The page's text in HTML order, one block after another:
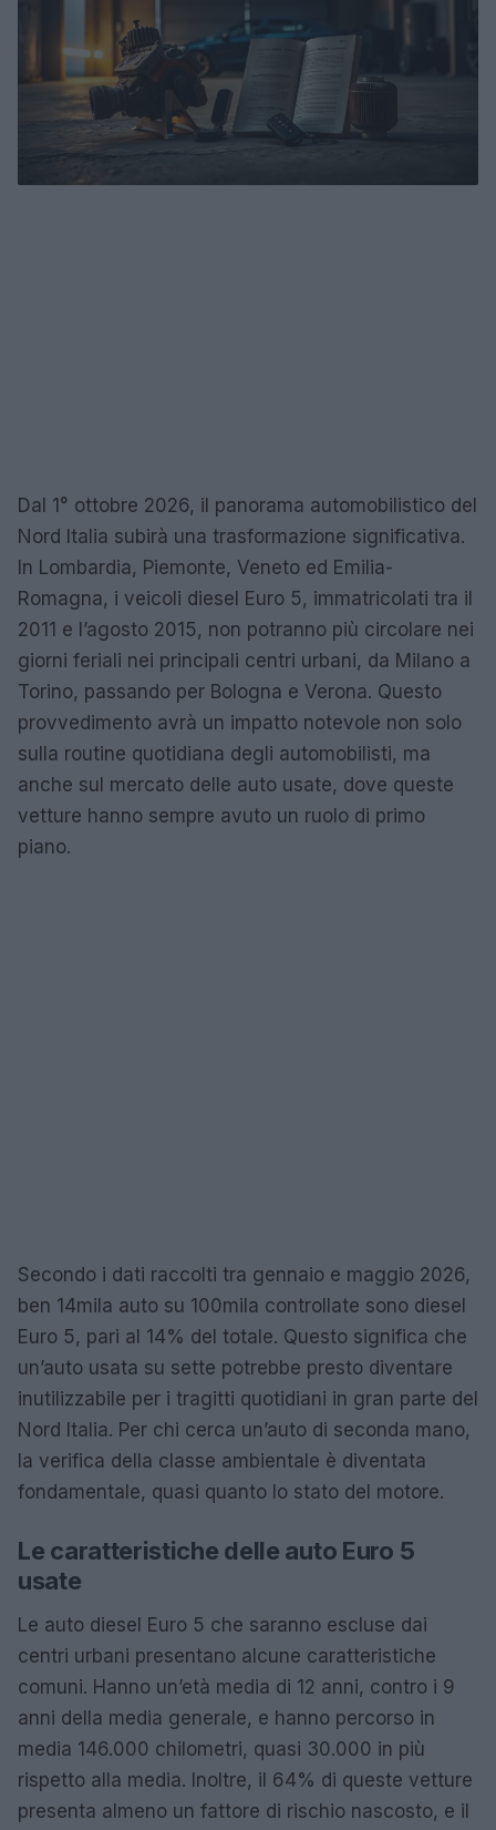
Dal 1° ottobre 2026, il panorama automobilistico del
Nord Italia subirà una trasformazione significativa.
In Lombardia, Piemonte, Veneto ed Emilia-
Romagna, i veicoli diesel Euro 5, immatricolati tra il
2011 e l’agosto 2015, non potranno più circolare nei
giorni feriali nei principali centri urbani, da Milano a
Torino, passando per Bologna e Verona. Questo
provvedimento avrà un impatto notevole non solo
sulla routine quotidiana degli automobilisti, ma
anche sul mercato delle auto usate, dove queste
vetture hanno sempre avuto un ruolo di primo
piano.
Secondo i dati raccolti tra gennaio e maggio 2026,
ben 14mila auto su 100mila controllate sono diesel
Euro 5, pari al 14% del totale. Questo significa che
un’auto usata su sette potrebbe presto diventare
inutilizzabile per i tragitti quotidiani in gran parte del
Nord Italia. Per chi cerca un’auto di seconda mano,
la verifica della classe ambientale è diventata
fondamentale, quasi quanto lo stato del motore.
Le caratteristiche delle auto Euro 5
usate
Le auto diesel Euro 5 che saranno escluse dai
centri urbani presentano alcune caratteristiche
comuni. Hanno un’età media di 12 anni, contro i 9
anni della media generale, e hanno percorso in
media 146.000 chilometri, quasi 30.000 in più
rispetto alla media. Inoltre, il 64% di queste vetture
presenta almeno un fattore di rischio nascosto, e il